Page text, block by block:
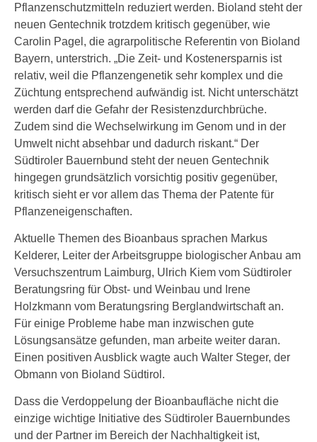
Pflanzenschutzmitteln reduziert werden. Bioland steht der
neuen Gentechnik trotzdem kritisch gegenüber, wie
Carolin Pagel, die agrarpolitische Referentin von Bioland
Bayern, unterstrich. „Die Zeit- und Kostenersparnis ist
relativ, weil die Pflanzengenetik sehr komplex und die
Züchtung entsprechend aufwändig ist. Nicht unterschätzt
werden darf die Gefahr der Resistenzdurchbrüche.
Zudem sind die Wechselwirkung im Genom und in der
Umwelt nicht absehbar und dadurch riskant.“ Der
Südtiroler Bauernbund steht der neuen Gentechnik
hingegen grundsätzlich vorsichtig positiv gegenüber,
kritisch sieht er vor allem das Thema der Patente für
Pflanzeneigenschaften.
Aktuelle Themen des Bioanbaus sprachen Markus
Kelderer, Leiter der Arbeitsgruppe biologischer Anbau am
Versuchszentrum Laimburg, Ulrich Kiem vom Südtiroler
Beratungsring für Obst- und Weinbau und Irene
Holzkmann vom Beratungsring Berglandwirtschaft an.
Für einige Probleme habe man inzwischen gute
Lösungsansätze gefunden, man arbeite weiter daran.
Einen positiven Ausblick wagte auch Walter Steger, der
Obmann von Bioland Südtirol.
Dass die Verdoppelung der Bioanbaufläche nicht die
einzige wichtige Initiative des Südtiroler Bauernbundes
und der Partner im Bereich der Nachhaltigkeit ist,